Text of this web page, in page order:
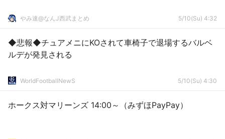
やみ速@なんJ西武まとめ 5/10(Su) 4:32
◆悲報◆チュアメニにKOされて車椅子で退場するバルベ
ルデが発見される
WorldFootballNewS 5/10(Su) 4:30
ホークス対マリーンズ 14:00～（みずほPayPay）